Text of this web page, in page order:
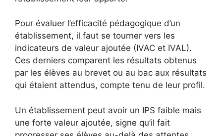
Pour évaluer l’efficacité pédagogique d’un
établissement, il faut se tourner vers les
indicateurs de valeur ajoutée (IVAC et IVAL).
Ces derniers comparent les résultats obtenus
par les élèves au brevet ou au bac aux résultats
qui étaient attendus, compte tenu de leur profil.
Un établissement peut avoir un IPS faible mais
une forte valeur ajoutée, signe qu’il fait